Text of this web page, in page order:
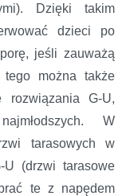
Dzięki takim
dzieci po
jeśli zauważą
tego można także
rozwiązania G-U,
W
tarasowych w
U (drzwi tarasowe
te z napędem